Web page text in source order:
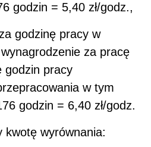
godzin = 5,40 zł/godz.,
godzinę pracy w
za pracę
godzin pracy
w tym
godzin = 6,40 zł/godz.
kwotę wyrównania: